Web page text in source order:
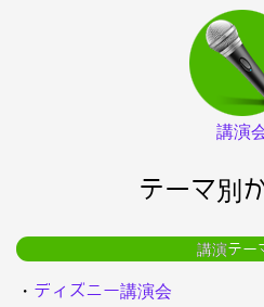
講演
テーマ別
講演テー
・ ディズニー講演会